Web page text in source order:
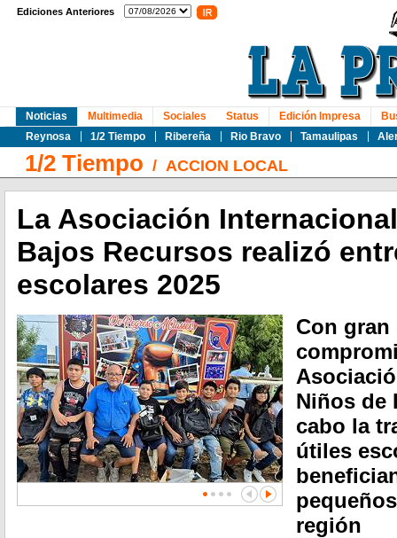
Ediciones Anteriores
Noticias
Reynosa
1/2 Tiempo Ribereña Rio Bravo Tamaulipas
Multimedia Sociales Status Edición Impresa
1/2 Tiempo / ACCION LOCAL
La Asociación
Bajos Recursos realizó
escolares 2025
Con
Niños de
cabo la
útiles
región